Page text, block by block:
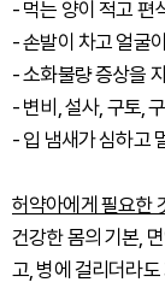
- 먹는 양이 적고 편
- 손발이 차고 얼굴
- 소화불량 증상을
- 변비, 설사, 구토,
- 입 냄새가 심하고
허약아에게 필요한
건강한 몸의 기본,
고, 병에 걸리더라